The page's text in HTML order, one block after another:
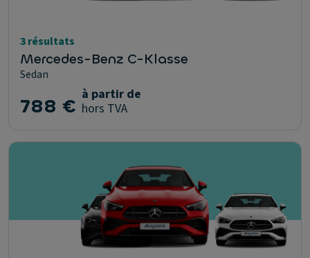
3 résultats
Mercedes-Benz C-Klasse
Sedan
788 € à partir de
hors TVA